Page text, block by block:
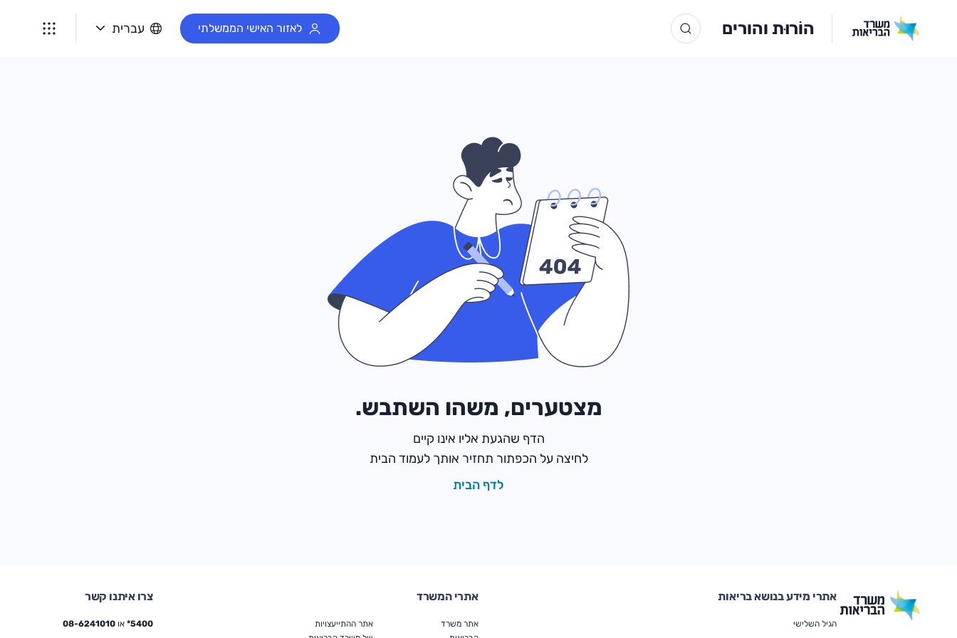
הוֹרוּת והורים לאזור האישי הממשלתי עברית
מצטערים, משהו השתבש.
הדף שהגעת אליו אינו קיים
לחיצה על הכפתור תחזיר אותך לעמוד הבית
לדף הבית
אתרי מידע בנושא בריאות
הגיל השלישי
אתרי המשרד
אתר משרד
אתר ההתייעצויות
צרו איתנו קשר
5400* או 08-6241010